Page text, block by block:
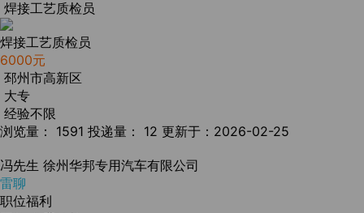
焊接工艺质检员
焊接工艺质检员
6000元
邳州市高新区
大专
经验不限
浏览量： 1591 投递量： 12 更新于：2026-02-25
冯先生 徐州华邦专用汽车有限公司
雷聊
职位福利